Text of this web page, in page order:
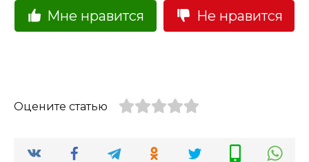
Мне нравится Не нравится
Оцените статью